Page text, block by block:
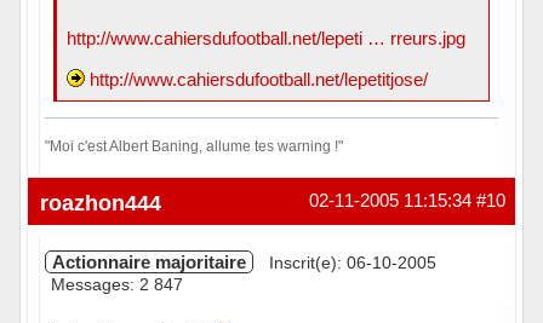
http://www.cahiersdufootball.net/lepeti … rreurs.jpg
http://www.cahiersdufootball.net/lepetitjose/
"Moi c'est Albert Baning, allume tes warning !"
Hors ligne #10
02-11-2005 11:15:34
roazhon444
Actionnaire majoritaire
Inscrit(e): 06-10-2005
Messages: 2 847